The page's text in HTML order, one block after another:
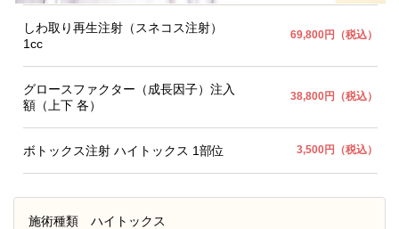
しわ取り再生注射（スネコス注射）
1cc
69,800円（税込）
グロースファクター（成長因子）注入
額（上下 各）
38,800円（税込）
ボトックス注射 ハイトックス 1部位 3,500円（税込）
施術種類 ハイトックス